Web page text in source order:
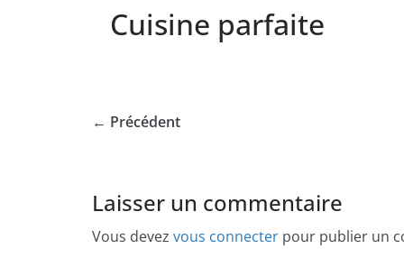
Cuisine parfaite
← Précédent
Laisser un commentaire
Vous devez vous connecter pour publier un